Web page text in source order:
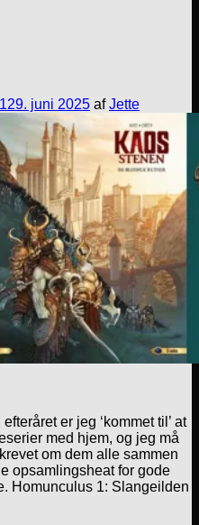
29. juni 2025 afJette
er jeg ‘kommet til’ at
med hjem, og jeg må
om dem alle sammen
opsamlingsheat for gode
Homunculus 1: Slangeilden